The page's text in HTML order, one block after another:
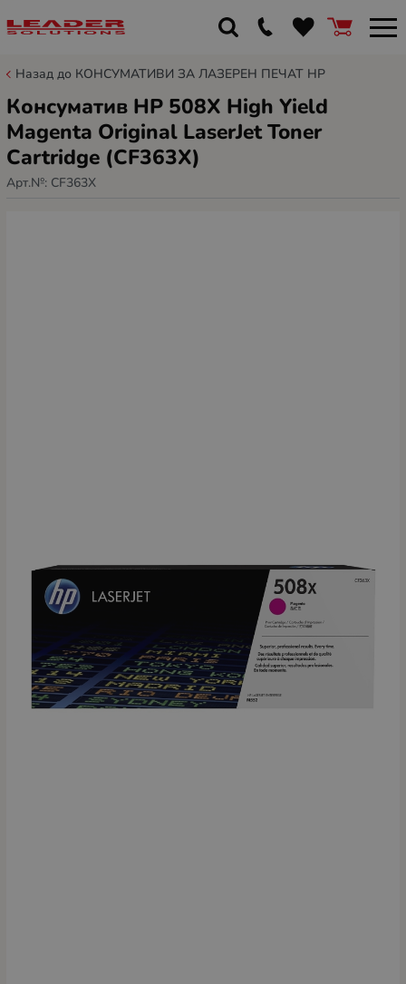
Назад до КОНСУМАТИВИ ЗА ЛАЗЕРЕН ПЕЧАТ HP
Консуматив HP 508X High Yield
Magenta Original LaserJet Toner
Cartridge (CF363X)
Арт.№: CF363X